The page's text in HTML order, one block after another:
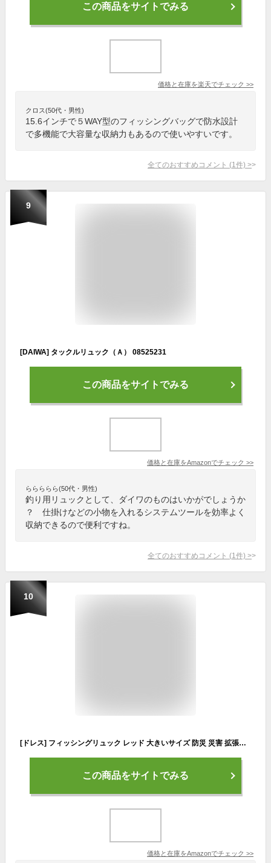
この商品をサイトでみる
価格と在庫を楽天でチェック >>
クロス(50代・男性)
15.6インチで５WAY型のフィッシングバッグで防水設計
で多機能で大容量な収納力もあるので使いやすいです。
全てのおすすめコメント (1 件) >
9
[DAIWA] タックルリュック（Ａ） 08525231
この商品をサイトでみる
価格と在庫をAmazonでチェック >>
ららららら(50代・男性)
釣り用リュックとして、ダイワのものはいかがでしょうか
？ 仕掛けなどの小物を入れるシステムツールを効率よく
収納できるので便利ですね。
全てのおすすめコメント (1 件) >
10
[ドレス] フィッシングリュック レッド 大きいサイズ 防災 災害 拡張性 防水 釣り リュック タックルバッグ ロッドホルダー バッグパック メンズ 大容量 ブラック 釣りバッグ レッド
この商品をサイトでみる
価格と在庫をAmazonでチェック >>